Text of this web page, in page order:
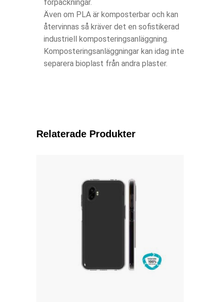
förpackningar.
Även om PLA är komposterbar och kan
återvinnas så kräver det en sofistikerad
industriell komposteringsanläggning.
Komposteringsanläggningar kan idag inte
separera bioplast från andra plaster.
Relaterade Produkter